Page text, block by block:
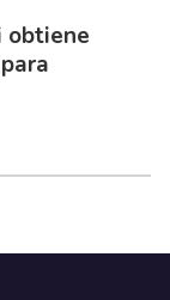
obtiene